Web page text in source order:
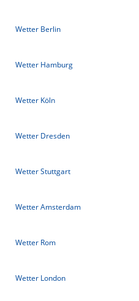
Wetter Berlin
Wetter Hamburg
Wetter Köln
Wetter Dresden
Wetter Stuttgart
Wetter Amsterdam
Wetter Rom
Wetter London